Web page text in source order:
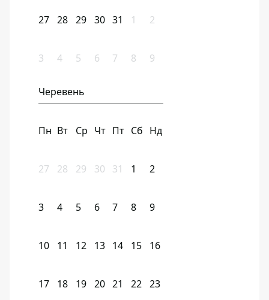
27 28 29 30 31 1 2
3 4 5 6 7 8 9
Черевень
Пн Вт Ср Чт Пт Сб Нд
27 28 29 30 31 1 2
3 4 5 6 7 8 9
10 11 12 13 14 15 16
17 18 19 20 21 22 23